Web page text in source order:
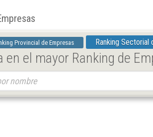
Provincial de Empresas Ranking Sectorial
el mayor Ranking de